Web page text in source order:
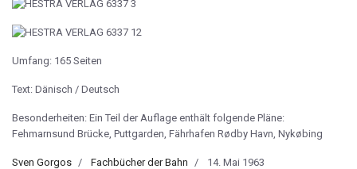
Umfang: 165 Seiten
Text: Dänisch / Deutsch
Besonderheiten: Ein Teil der Auflage enthält folgende Pläne:
Fehmarnsund Brücke, Puttgarden, Fährhafen Rødby Havn, Nykøbing
Sven Gorgos Fachbücher der Bahn 14. Mai 1963